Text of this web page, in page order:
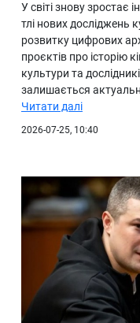
У світі знову зростає
тлі нових досліджень
розвитку цифрових
проєктів про історію
культури та
залишається
Читати далі
2026-07-25, 10:40